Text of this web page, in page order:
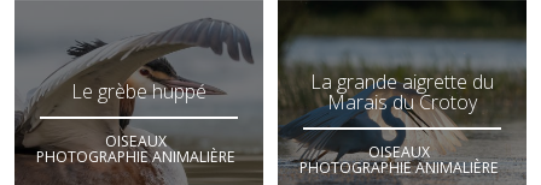
Le grèbe huppé
OISEAUX
PHOTOGRAPHIE ANIMALIÈRE
La grande aigrette du
Marais du Crotoy
OISEAUX
PHOTOGRAPHIE ANIMALIÈRE